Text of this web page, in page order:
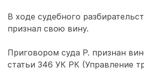
В ходе судебного
признал свою вину.
Приговором суда Р. признан
статьи 346 УК РК (Управление